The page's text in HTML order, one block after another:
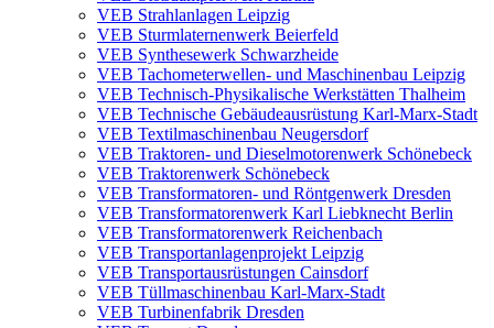
VEB Strahlanlagen Leipzig
VEB Sturmlaternenwerk Beierfeld
VEB Synthesewerk Schwarzheide
VEB Tachometerwellen- und Maschinenbau Leipzig
VEB Technisch-Physikalische Werkstätten Thalheim
VEB Technische Gebäudeausrüstung Karl-Marx-Stadt
VEB Textilmaschinenbau Neugersdorf
VEB Traktoren- und Dieselmotorenwerk Schönebeck
VEB Traktorenwerk Schönebeck
VEB Transformatoren- und Röntgenwerk Dresden
VEB Transformatorenwerk Karl Liebknecht Berlin
VEB Transformatorenwerk Reichenbach
VEB Transportanlagenprojekt Leipzig
VEB Transportausrüstungen Cainsdorf
VEB Tüllmaschinenbau Karl-Marx-Stadt
VEB Turbinenfabrik Dresden